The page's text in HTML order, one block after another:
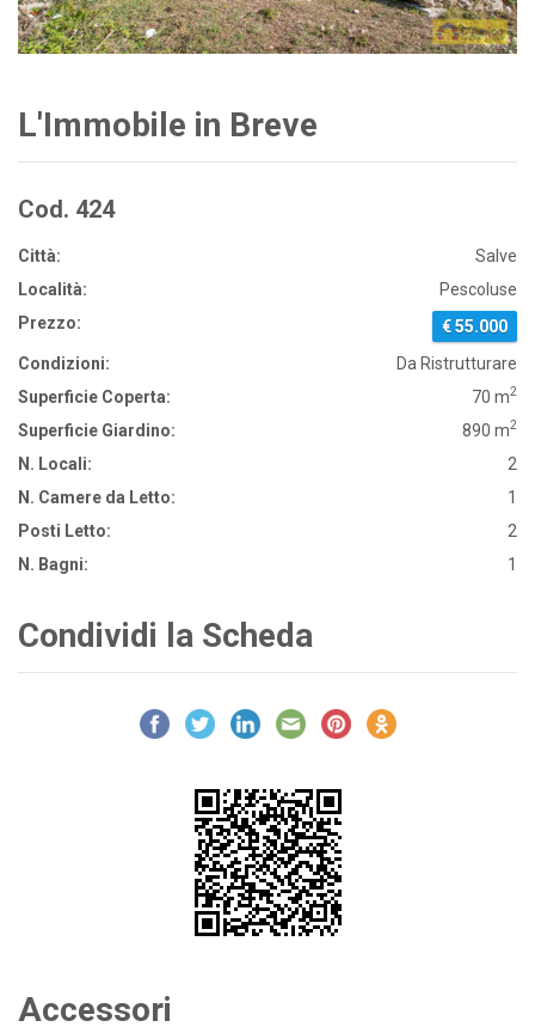
L'Immobile in Breve
Cod. 424
Città:
Salve
Località:
Pescoluse
Prezzo:
€ 55.000
Condizioni:
Da Ristrutturare
Superficie Coperta:
70 m2
Superficie Giardino: 890 m2
N. Locali:
2
N. Camere da Letto:
1
Posti Letto:
2
N. Bagni:
1
Condividi la Scheda
Accessori